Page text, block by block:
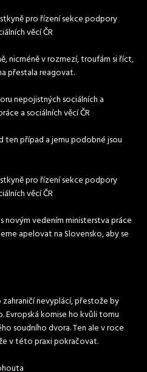
pro řízení sekce podpory
věcí ČR
nicméně v rozmezí, troufám si říct,
přestala reagovat.
nepojistných sociálních a
a sociálních věcí ČR
ten případ a jemu podobné jsou
pro řízení sekce podpory
věcí ČR
novým vedením ministerstva práce
apelovat na Slovensko, aby se
nevyplácí, přestože by
Evropská komise ho kvůli tomu
soudního dvora. Ten ale v roce
v této praxi pokračovat.